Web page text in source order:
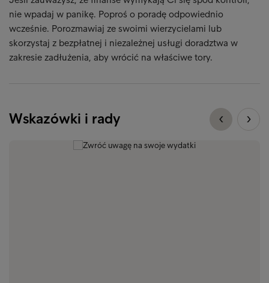
nie wpadaj w panikę. Poproś o poradę odpowiednio
wcześnie. Porozmawiaj ze swoimi wierzycielami lub
skorzystaj z bezpłatnej i niezależnej usługi doradztwa w
zakresie zadłużenia, aby wrócić na właściwe tory.
Wskazówki i rady